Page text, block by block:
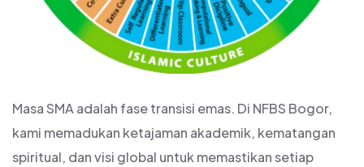
Masa SMA adalah fase transisi emas. Di NFBS Bogor,
kami memadukan ketajaman akademik, kematangan
spiritual, dan visi global untuk memastikan setiap